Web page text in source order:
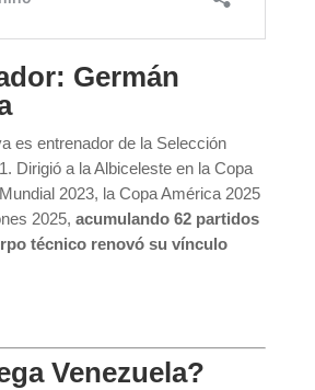
Germán
es entrenador de la Selección
Dirigió a la Albiceleste en la Copa
2023, la Copa América 2025
2025, acumulando 62 partidos
técnico renovó su vínculo
Venezuela?